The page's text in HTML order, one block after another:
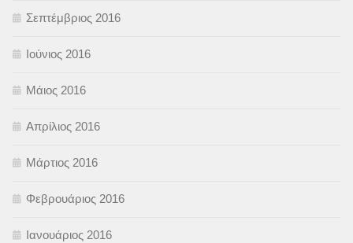
Σεπτέμβριος 2016
Ιούνιος 2016
Μάιος 2016
Απρίλιος 2016
Μάρτιος 2016
Φεβρουάριος 2016
Ιανουάριος 2016